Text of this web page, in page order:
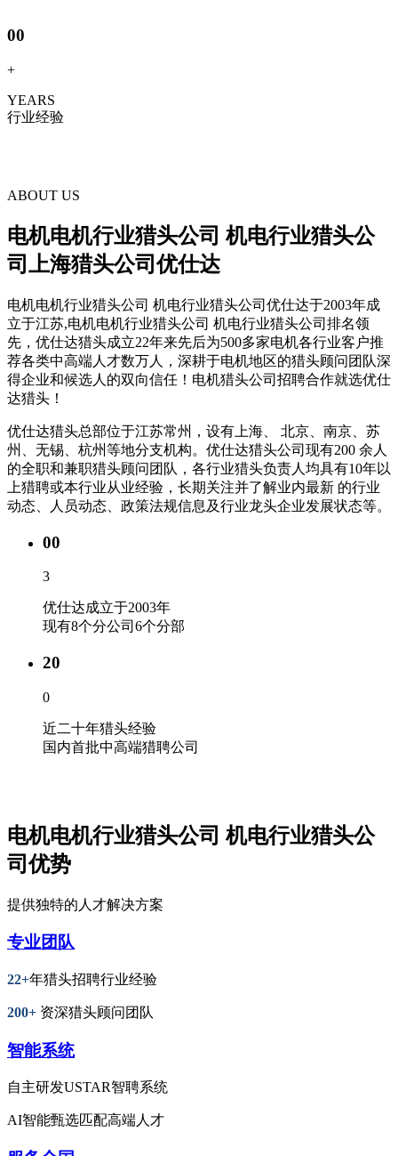
00
+
YEARS
行业经验
ABOUT US
电机电机行业猎头公司 机电行业猎头公
司上海猎头公司优仕达
电机电机行业猎头公司 机电行业猎头公司优仕达于2003年成
立于江苏,电机电机行业猎头公司 机电行业猎头公司排名领
先，优仕达猎头成立22年来先后为500多家电机各行业客户推
荐各类中高端人才数万人，深耕于电机地区的猎头顾问团队深
得企业和候选人的双向信任！电机猎头公司招聘合作就选优仕
达猎头！
优仕达猎头总部位于江苏常州，设有上海、 北京、南京、苏
州、无锡、杭州等地分支机构。优仕达猎头公司现有200 余人
的全职和兼职猎头顾问团队，各行业猎头负责人均具有10年以
上猎聘或本行业从业经验，长期关注并了解业内最新 的行业
动态、人员动态、政策法规信息及行业龙头企业发展状态等。
00
3
优仕达成立于2003年
现有8个分公司6个分部
20
0
近二十年猎头经验
国内首批中高端猎聘公司
电机电机行业猎头公司 机电行业猎头公
司优势
提供独特的人才解决方案
专业团队
22+年猎头招聘行业经验
200+ 资深猎头顾问团队
智能系统
自主研发USTAR智聘系统
AI智能甄选匹配高端人才